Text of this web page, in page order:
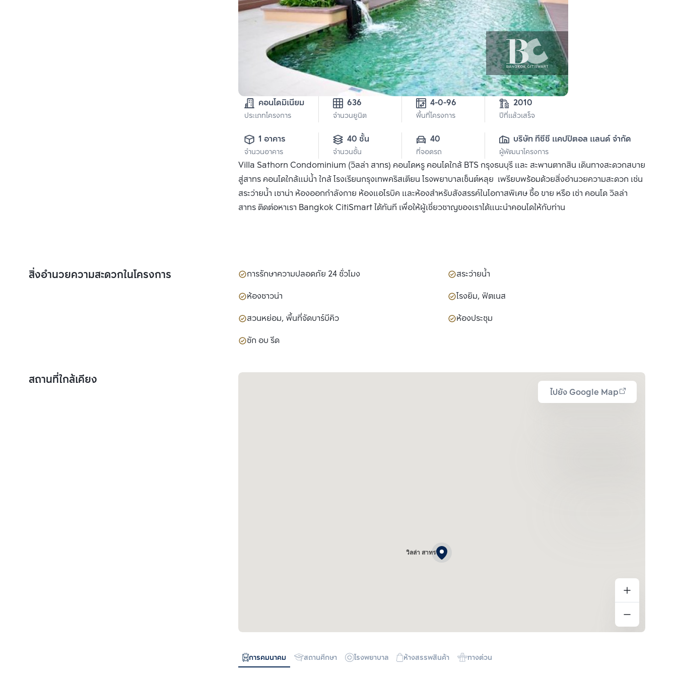
คอนโดมิเนียม
ประเภทโครงการ
636
จำนวนยูนิต
4-0-96
พื้นที่โครงการ
2010
ปีที่แล้วเสร็จ
1 อาคาร
จำนวนอาคาร
40 ชั้น
จำนวนชั้น
40
ที่จอดรถ
บริษัท ทีซีซี แคปปิตอล แลนด์ จำกัด
ผู้พัฒนาโครงการ
Villa Sathorn Condominium (วิลล่า สาทร) คอนโดหรู คอนโดใกล้ BTS กรุงธนบุรี และ สะพานตากสิน เดินทางสะดวกสบาย
สู่สาทร คอนโดใกล้แม่น้ำ ใกล้ โรงเรียนกรุงเทพคริสเตียน โรงพยาบาลเซ็นต์หลุย เพรียบพร้อมด้วยสิ่งอำนวยความสะดวก เช่น
สระว่ายน้ำ เซาน่า ห้องออกกำลังกาย ห้องแอโรบิค และห้องสำหรับสังสรรค์ในโอกาสพิเศษ ซื้อ ขาย หรือ เช่า คอนโด วิลล่า
สาทร ติดต่อหาเรา Bangkok CitiSmart ได้ทันที เพื่อให้ผู้เชี่ยวชาญของเราได้แนะนำคอนโดให้กับท่าน
สิ่งอำนวยความสะดวกในโครงการ การรักษาความปลอดภัย 24 ชั่วโมง
สระว่ายน้ำ
ห้องซาวน่า
โรงยิม, ฟิตเนส
สวนหย่อม, พื้นที่จัดบาร์บีคิว
ห้องประชุม
ซัก อบ รีด
สถานที่ใกล้เคียง
ไปยัง Google Map
วิลล่า สาทร
การคมนาคม สถานศึกษา โรงพยาบาล ห้างสรรพสินค้า ทางด่วน